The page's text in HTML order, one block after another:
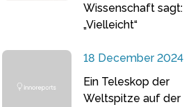
Wissenschaft sagt:
„Vielleicht“
18 December 2024
Ein Teleskop der
Weltspitze auf der